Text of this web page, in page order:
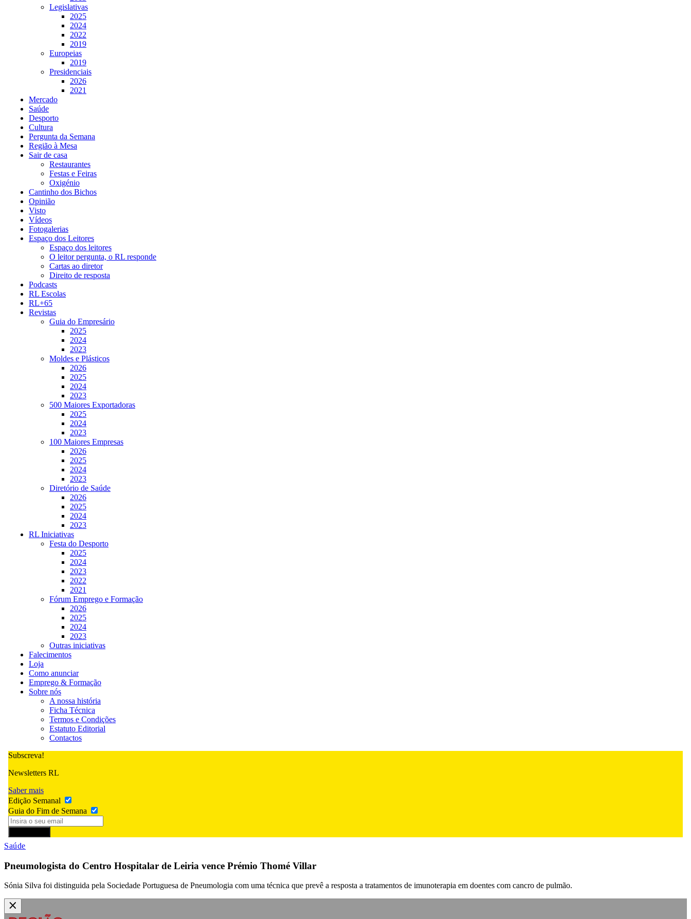
Legislativas
2025
2024
2022
2019
Europeias
2019
Presidenciais
2026
2021
Mercado
Saúde
Desporto
Cultura
Pergunta da Semana
Região à Mesa
Sair de casa
Restaurantes
Festas e Feiras
Oxigénio
Cantinho dos Bichos
Opinião
Visto
Vídeos
Fotogalerias
Espaço dos Leitores
Espaço dos leitores
O leitor pergunta, o RL responde
Cartas ao diretor
Direito de resposta
Podcasts
RL Escolas
RL+65
Revistas
Guia do Empresário
2025
2024
2023
Moldes e Plásticos
2026
2025
2024
2023
500 Maiores Exportadoras
2025
2024
2023
100 Maiores Empresas
2026
2025
2024
2023
Diretório de Saúde
2026
2025
2024
2023
RL Iniciativas
Festa do Desporto
2025
2024
2023
2022
2021
Fórum Emprego e Formação
2026
2025
2024
2023
Outras iniciativas
Falecimentos
Loja
Como anunciar
Emprego & Formação
Sobre nós
A nossa história
Ficha Técnica
Termos e Condições
Estatuto Editorial
Contactos
Subscreva!
Newsletters RL
Saber mais
Edição Semanal
Guia do Fim de Semana
Saúde
Pneumologista do Centro Hospitalar de Leiria vence Prémio Thomé Villar
Sónia Silva foi distinguida pela Sociedade Portuguesa de Pneumologia com uma técnica que prevê a resposta a tratamentos de imunoterapia em doentes com cancro de pulmão.